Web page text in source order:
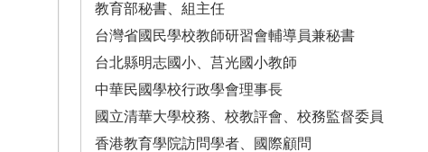
教育部秘書、組主任
台灣省國民學校教師研習會輔導員兼秘書
台北縣明志國小、莒光國小教師
中華民國學校行政學會理事長
國立清華大學校務、校教評會、校務監督委員
香港教育學院訪問學者、國際顧問